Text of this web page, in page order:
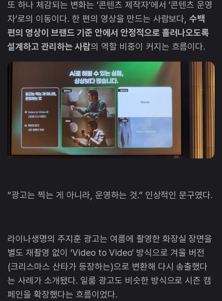
또 하나 체감되는 변화는 ‘콘텐츠 제작자’에서 ‘콘텐츠 운영
자’로의 이동이다. 한 편의 영상을 만드는 사람보다,수백
편의 영상이 브랜드 기준 안에서 안정적으로 흘러나오도록
설계하고 관리하는 사람의 역할 비중이 커지는 흐름이다.
“광고는 찍는 게 아니라, 운영하는 것.” 인상적인 문구였다.
라이나생명의 주지훈 광고는 여름에 촬영한 화장실 장면을
별도 재촬영 없이 ‘Video to Video’ 방식으로 겨울 버전
(크리스마스 산타가 등장하는)으로 변환해 다시 송출했다
는 사례가 소개됐다. 일룸 광고도 비슷한 방식으로 시즌 캠
페인을 확장했다는 흐름이었다.